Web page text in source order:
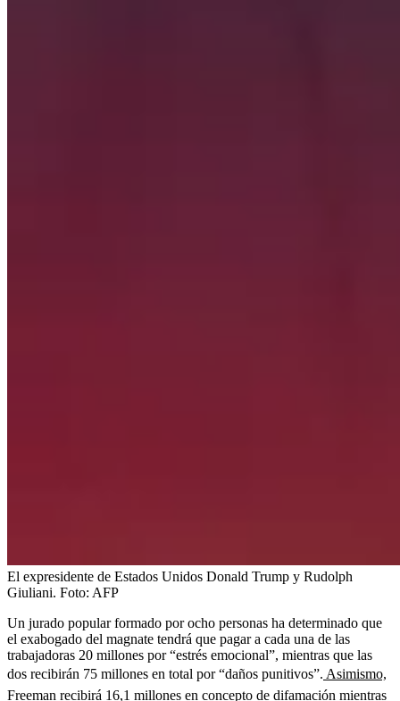
El expresidente de Estados Unidos Donald Trump y Rudolph
Giuliani. Foto: AFP
Un jurado popular formado por ocho personas ha determinado que
el exabogado del magnate tendrá que pagar a cada una de las
trabajadoras 20 millones por “estrés emocional”, mientras que las
dos recibirán 75 millones en total por “daños punitivos”. Asimismo,
Freeman recibirá 16,1 millones en concepto de difamación mientras